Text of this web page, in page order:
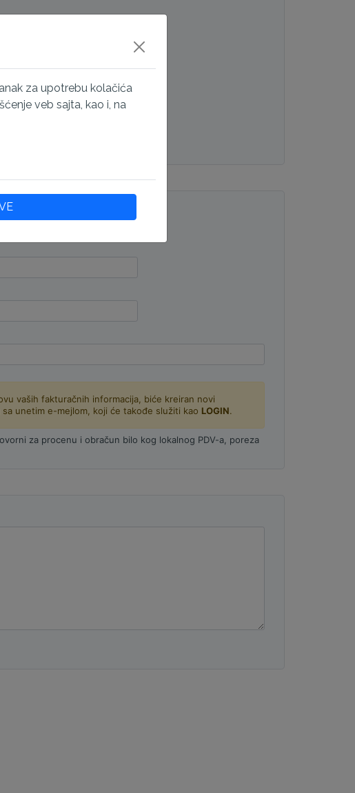
vaših fakturačnih informacija, biće kreiran novi
unetim e-mejlom, koji će takođe služiti kao LOGIN.
za procenu i obračun bilo kog lokalnog PDV-a, poreza
za upotrebu kolačića
veb sajta, kao i, na